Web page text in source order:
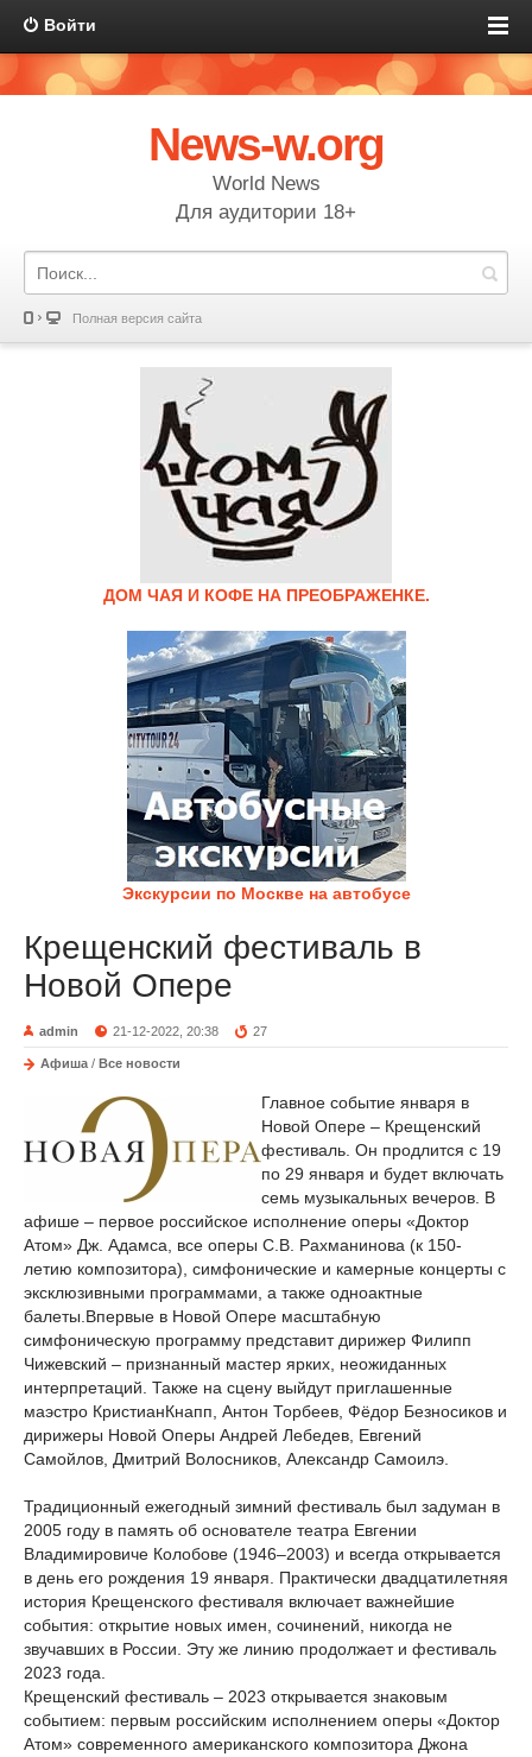
Войти
News-w.org
World News
Для аудитории 18+
Полная версия сайта
ДОМ ЧАЯ И КОФЕ НА ПРЕОБРАЖЕНКЕ.
Экскурсии по Москве на автобусе
Крещенский фестиваль в
Новой Опере
admin 21-12-2022, 20:38 27
Афиша / Все новости
Главное событие января в
Новой Опере – Крещенский
фестиваль. Он продлится с 19
по 29 января и будет включать
семь музыкальных вечеров. В
афише – первое российское исполнение оперы «Доктор
Атом» Дж. Адамса, все оперы С.В. Рахманинова (к 150-
летию композитора), симфонические и камерные концерты с
эксклюзивными программами, а также одноактные
балеты.Впервые в Новой Опере масштабную
симфоническую программу представит дирижер Филипп
Чижевский – признанный мастер ярких, неожиданных
интерпретаций. Также на сцену выйдут приглашенные
маэстро КристианКнапп, Антон Торбеев, Фёдор Безносиков и
дирижеры Новой Оперы Андрей Лебедев, Евгений
Самойлов, Дмитрий Волосников, Александр Самоилэ.
Традиционный ежегодный зимний фестиваль был задуман в
2005 году в память об основателе театра Евгении
Владимировиче Колобове (1946–2003) и всегда открывается
в день его рождения 19 января. Практически двадцатилетняя
история Крещенского фестиваля включает важнейшие
события: открытие новых имен, сочинений, никогда не
звучавших в России. Эту же линию продолжает и фестиваль
2023 года.
Крещенский фестиваль – 2023 открывается знаковым
событием: первым российским исполнением оперы «Доктор
Атом» современного американского композитора Джона